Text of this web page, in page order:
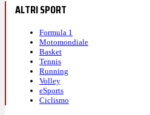
ALTRI SPORT
Formula 1
Motomondiale
Basket
Tennis
Running
Volley
eSports
Ciclismo